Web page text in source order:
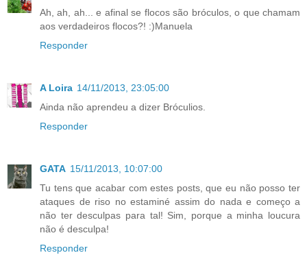
Ah, ah, ah... e afinal se flocos são bróculos, o que chamam
aos verdadeiros flocos?! :)Manuela
Responder
A Loira 14/11/2013, 23:05:00
Ainda não aprendeu a dizer Bróculios.
Responder
GATA 15/11/2013, 10:07:00
Tu tens que acabar com estes posts, que eu não posso ter
ataques de riso no estaminé assim do nada e começo a
não ter desculpas para tal! Sim, porque a minha loucura
não é desculpa!
Responder